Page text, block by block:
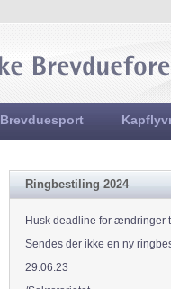
Brevduesport
Ringbestiling 2024
Husk deadline for ændringer
Sendes der ikke en ny
29.06.23